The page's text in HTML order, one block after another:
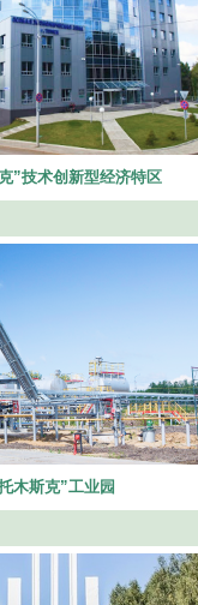
”技术创新型经济特区
木斯克”工业园